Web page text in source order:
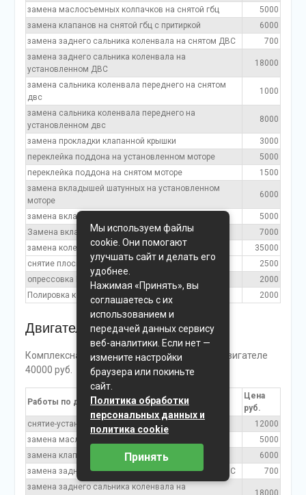
замена маслосъемных колпачков на снятой гбц
5000
замена клапанов на снятой гбц с притиркой
6000
замена заднего сальника коленвала на снятом ДВС
700
замена заднего сальника коленвала на
установленном ДВС
18000
замена сальника коленвала переднего на снятом
двс
1000
замена сальника коленвала переднего на
установленном двс
8000
замена прокладки клапанной крышки
3000
переклейка поддона на установленном моторе
5000
переклейка поддона на снятом моторе
1500
замена вкладышей шатунных на установленном
моторе
6000
замена вкладышей шатунных на снятом моторе
5000
Замена вкладышей коренных на снятом моторе
7000
замена колец поршневых на снятом моторе
35000
снятие плоскости ГБЦ
2500
опрессовка ГБЦ
2000
Полировка коленвала
2000
Двигатель 2.0
Комплексная переборка блока при снятом двигателе
40000 руб.
Работы по двигателю B4204T6, T7
Цена
руб.
снятие-установка ГБЦ
12000
замена маслосъемных колпачков на снятой гбц
5000
замена клапанов на снятой гбц с притиркой
6000
замена заднего сальника коленвала на снятом ДВС
700
замена заднего сальника коленвала на
18000
Мы используем файлы
cookie. Они помогают
улучшать сайт и делать его
удобнее.
Нажимая «Принять», вы
соглашаетесь с их
использованием и
передачей данных сервису
веб-аналитики. Если нет —
измените настройки
браузера или покиньте
сайт.
Политика обработки
персональных данных и
политика cookie
Принять